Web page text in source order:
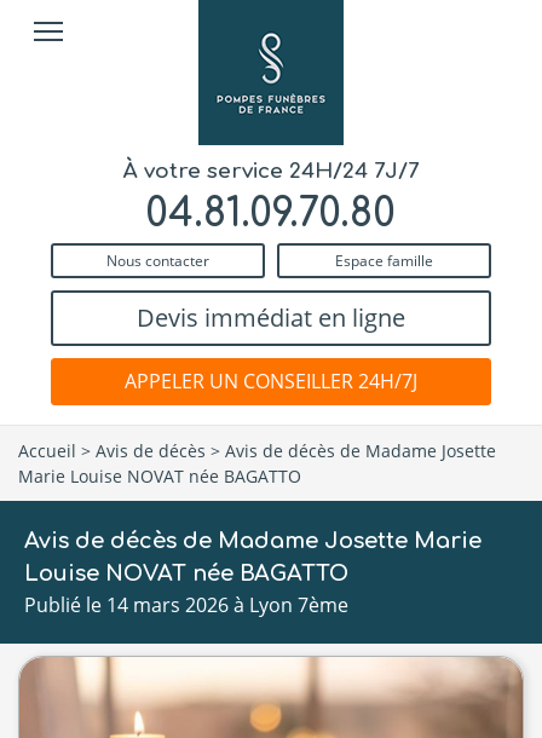
À votre service 24H/24 7J/7
04.81.09.70.80
Nous contacter Espace famille
Devis immédiat en ligne
APPELER UN CONSEILLER 24H/7J
Accueil > Avis de décès > Avis de décès de Madame Josette
Marie Louise NOVAT née BAGATTO
Avis de décès de Madame Josette Marie
Louise NOVAT née BAGATTO
Publié le 14 mars 2026 à Lyon 7ème